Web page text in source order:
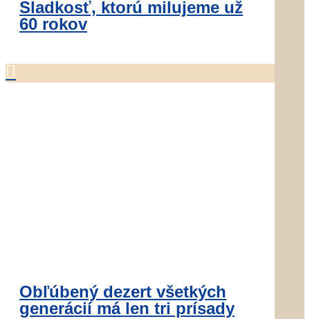
Sladkosť, ktorú milujeme už
60 rokov

Obľúbený dezert všetkých
generácií má len tri prísady